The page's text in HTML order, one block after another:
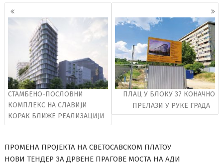
Кретање
чланака
СТАМБЕНО-ПОСЛОВНИ
КОМПЛЕКС НА СЛАВИЈИ
КОРАК БЛИЖЕ РЕАЛИЗАЦИЈИ
ПЛАЦ У БЛОКУ 37 КОНАЧНО
ПРЕЛАЗИ У РУКЕ ГРАДА
ПРОМЕНА ПРОЈЕКТА НА СВЕТОСАВСКОМ ПЛАТОУ
НОВИ ТЕНДЕР ЗА ДРВЕНЕ ПРАГОВЕ МОСТА НА АДИ